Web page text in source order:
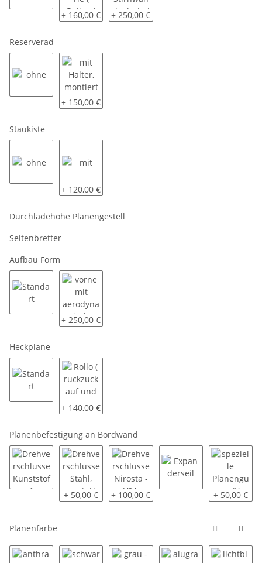
Seitenwandgalerie ( Reling )
+ 160,00 € Seiten - und Stirnwandgalerie ( Reling
+ 250,00 €
Reserverad
mit Halter, montiert
+ 150,00 €
Staukiste
mit
+ 120,00 €
Durchladehöhe Planengestell
Seitenbretter
Aufbau Form
Standartvorne mit aerodynamischer Schräge
+ 250,00 €
Heckplane
StandartRollo ( ruckzuck auf und zu )
+ 140,00 €
Planenbefestigung an Bordwand
Drehverschlüsse Kunststoff
Drehverschlüsse Stahl, verzinkt
+ 50,00 € Drehverschlüsse Nirosta - V2A
+ 100,00 € Expanderseilspezielle
+ 50,00 €
Planenfarbe